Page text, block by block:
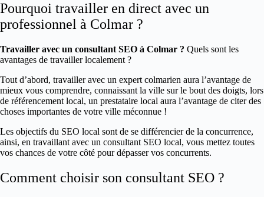
Pourquoi travailler en direct avec un
professionnel à Colmar ?
Travailler avec un consultant SEO à Colmar ? Quels sont les
avantages de travailler localement ?
Tout d’abord, travailler avec un expert colmarien aura l’avantage de
mieux vous comprendre, connaissant la ville sur le bout des doigts, lors
de référencement local, un prestataire local aura l’avantage de citer des
choses importantes de votre ville méconnue !
Les objectifs du SEO local sont de se différencier de la concurrence,
ainsi, en travaillant avec un consultant SEO local, vous mettez toutes
vos chances de votre côté pour dépasser vos concurrents.
Comment choisir son consultant SEO ?